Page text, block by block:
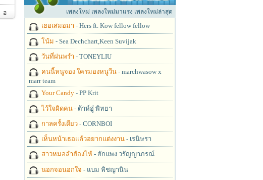
ฮ เพลงใหม่ เพลงใหม่มาแรง เพลงใหม่ล่าสุด
เธอเสมอมา - Hers ft. Kow fellow fellow
โน้ม - Sea Dechchart,Keen Suvijak
วันที่ฝนพรำ - TONEYLIU
คนนี้หนูจอง ใครมองหนูวีน- marchwasow x
marr team
Your Candy- PP Krit
ไว้ใจผิดคน- ต้าห์อู๋ พิทยา
กาลครั้งเดียว- CORNBOI
เห็นหน้าเธอแล้วอยากแต่งงาน- เรนิษรา
สาวหมอลำฮ้องไห้ - ฮักแพง วรัญญาภรณ์
นอกจอนอกใจ - แบม พิชญานิน